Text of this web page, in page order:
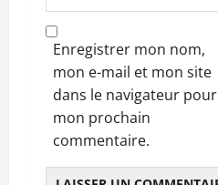
Enregistrer mon nom,
mon e-mail et mon site
dans le navigateur pour
mon prochain
commentaire.